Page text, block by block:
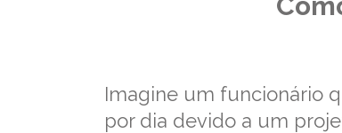
Imagine um funcionário
por dia devido a um